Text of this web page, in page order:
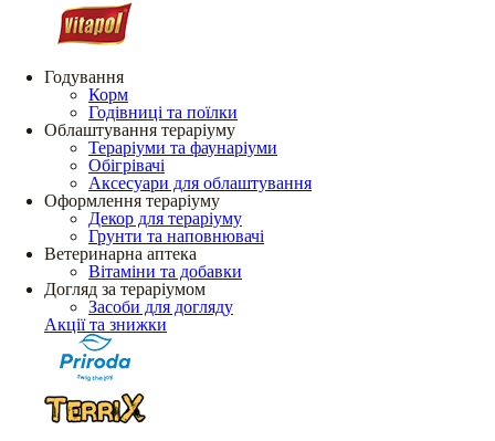
Годування
Корм
Годівниці та поїлки
Облаштування тераріуму
Тераріуми та фаунаріуми
Обігрівачі
Аксесуари для облаштування
Оформлення тераріуму
Декор для тераріуму
Грунти та наповнювачі
Ветеринарна аптека
Вітаміни та добавки
Догляд за тераріумом
Засоби для догляду
Акції та знижки